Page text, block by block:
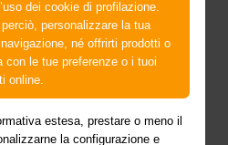
dei cookie di profilazione.
personalizzare la tua
né offrirti prodotti o
con le tue preferenze o i tuoi
online.
estesa, prestare o meno il
la configurazione e
People” l’Ottavo Rapporto
occupazionale in Italia a cura
e ADAPT